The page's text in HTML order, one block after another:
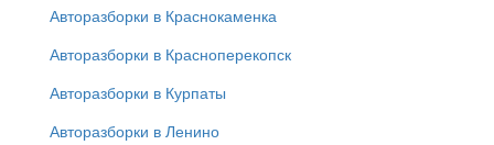
Авторазборки в Краснокаменка
Авторазборки в Красноперекопск
Авторазборки в Курпаты
Авторазборки в Ленино